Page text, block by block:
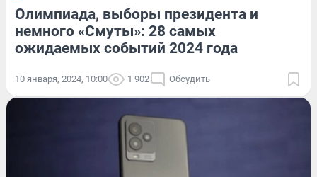
Олимпиада, выборы президента и
немного «Смуты»: 28 самых
ожидаемых событий 2024 года
10 января, 2024, 10:00 1 902 Обсудить